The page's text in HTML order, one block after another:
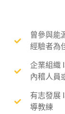
曾參與能
經驗者為
企業組織
內稽人員
有志發展
導教練